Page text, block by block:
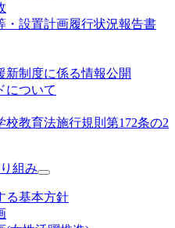
・設置計画履行状況報告書
新制度に係る情報公開
について
校教育法施行規則第172条の2
組み
る基本方針